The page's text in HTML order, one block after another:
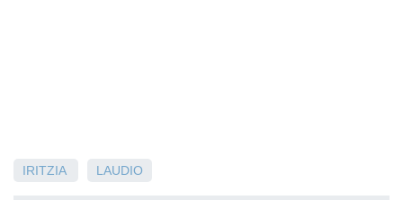
IRITZIA LAUDIO